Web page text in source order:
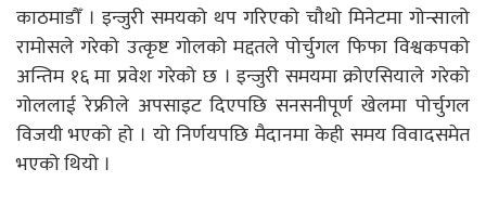
काठमाडौँ । इन्जुरी समयको थप गरिएको चौथो मिनेटमा गोन्सालो
रामोसले गरेको उत्कृष्ट गोलको मद्दतले पोर्चुगल फिफा विश्वकपको
अन्तिम १६ मा प्रवेश गरेको छ । इन्जुरी समयमा क्रोएसियाले गरेको
गोललाई रेफ्रीले अपसाइट दिएपछि सनसनीपूर्ण खेलमा पोर्चुगल
विजयी भएको हो । यो निर्णयपछि मैदानमा केही समय विवादसमेत
भएको थियो ।